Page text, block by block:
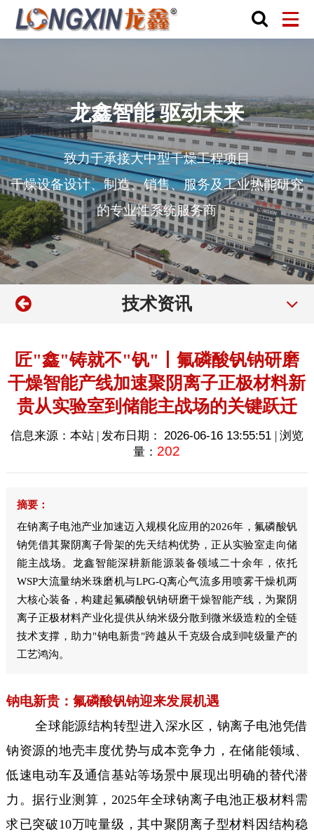
龙鑫智能 驱动未来
致力于承接大中型干燥工程项目
干燥设备设计、制造、销售、服务及工业热能研究
的专业性系统服务商
技术资讯
匠"鑫"铸就不"钒"丨氟磷酸钒钠研磨
干燥智能产线加速聚阴离子正极材料新
贵从实验室到储能主战场的关键跃迁
信息来源：本站 | 发布日期： 2026-06-16 13:55:51 | 浏览
量： 202
摘要：
在钠离子电池产业加速迈入规模化应用的2026年，氟磷酸钒
钠凭借其聚阴离子骨架的先天结构优势，正从实验室走向储
能主战场。龙鑫智能深耕新能源装备领域二十余年，依托
WSP大流量纳米珠磨机与LPG-Q离心气流多用喷雾干燥机两
大核心装备，构建起氟磷酸钒钠研磨干燥智能产线，为聚阴
离子正极材料产业化提供从纳米级分散到微米级造粒的全链
技术支撑，助力"钠电新贵"跨越从千克级合成到吨级量产的
工艺鸿沟。
钠电新贵：氟磷酸钒钠迎来发展机遇
全球能源结构转型进入深水区，钠离子电池凭借
钠资源的地壳丰度优势与成本竞争力，在储能领域、
低速电动车及通信基站等场景中展现出明确的替代潜
力。据行业测算，2025年全球钠离子电池正极材料需
求已突破10万吨量级，其中聚阴离子型材料因结构稳